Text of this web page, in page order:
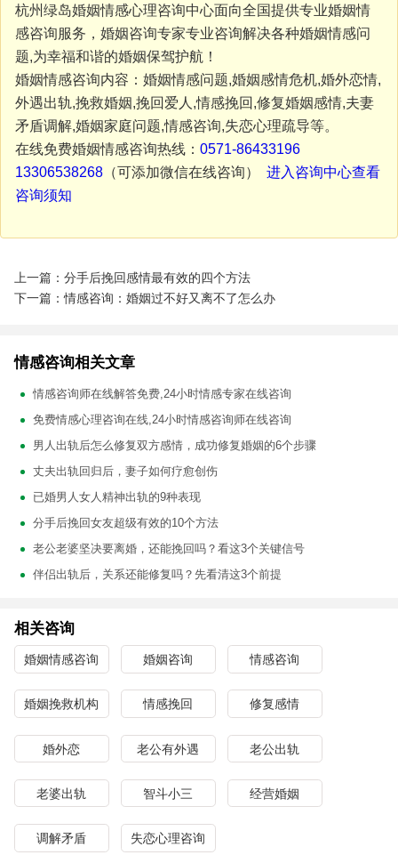
杭州绿岛婚姻情感心理咨询中心面向全国提供专业婚姻情
感咨询服务，婚姻咨询专家专业咨询解决各种婚姻情感问
题,为幸福和谐的婚姻保驾护航！
婚姻情感咨询内容：婚姻情感问题,婚姻感情危机,婚外恋情,
外遇出轨,挽救婚姻,挽回爱人,情感挽回,修复婚姻感情,夫妻
矛盾调解,婚姻家庭问题,情感咨询,失恋心理疏导等。
在线免费婚姻情感咨询热线： 0571-86433196
13306538268（可添加微信在线咨询） 进入咨询中心查看
咨询须知
上一篇：分手后挽回感情最有效的四个方法
下一篇：情感咨询：婚姻过不好又离不了怎么办
情感咨询相关文章
情感咨询师在线解答免费,24小时情感专家在线咨询
免费情感心理咨询在线,24小时情感咨询师在线咨询
男人出轨后怎么修复双方感情，成功修复婚姻的6个步骤
丈夫出轨回归后，妻子如何疗愈创伤
已婚男人女人精神出轨的9种表现
分手后挽回女友超级有效的10个方法
老公老婆坚决要离婚，还能挽回吗？看这3个关键信号
伴侣出轨后，关系还能修复吗？先看清这3个前提
相关咨询
婚姻情感咨询 婚姻咨询 情感咨询
婚姻挽救机构 情感挽回 修复感情
婚外恋 老公有外遇 老公出轨
老婆出轨 智斗小三 经营婚姻
调解矛盾 失恋心理咨询